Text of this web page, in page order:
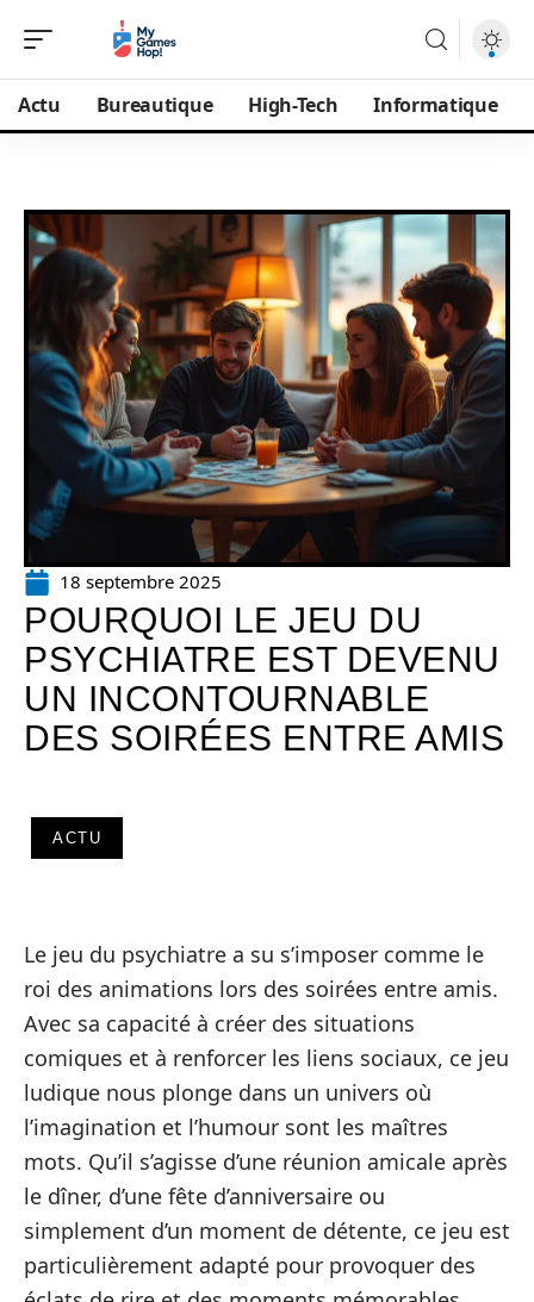
Actu Bureautique High-Tech Informatique
18 septembre 2025
POURQUOI LE JEU DU
PSYCHIATRE EST DEVENU
UN INCONTOURNABLE
DES SOIRÉES ENTRE AMIS
ACTU
Le jeu du psychiatre a su s’imposer comme le
roi des animations lors des soirées entre amis.
Avec sa capacité à créer des situations
comiques et à renforcer les liens sociaux, ce jeu
ludique nous plonge dans un univers où
l’imagination et l’humour sont les maîtres
mots. Qu’il s’agisse d’une réunion amicale après
le dîner, d’une fête d’anniversaire ou
simplement d’un moment de détente, ce jeu est
particulièrement adapté pour provoquer des